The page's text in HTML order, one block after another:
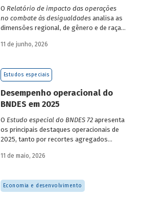
O Relatório de impacto das operações
no combate às desigualdadesanalisa as
dimensões regional, de gênero e de raça,
desigualdade de renda no Brasil, no
BNDES.
11 de junho, 2026
Estudos especiais
Desempenho operacional do
BNDES em 2025
O Estudo especial do BNDES 72 apresenta
os principais destaques operacionais de
2025, tanto por recortes agregados
específicas do Banco.
11 de maio, 2026
Economia e desenvolvimento